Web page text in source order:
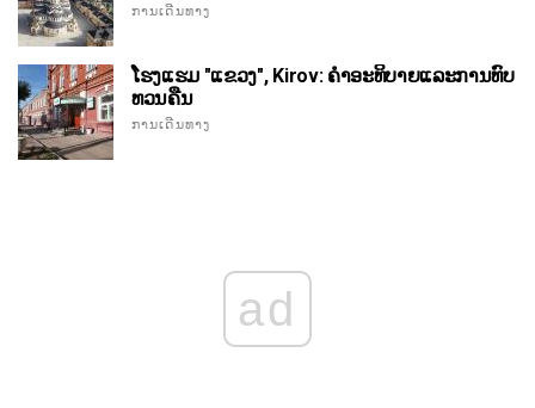
ການເດີນທາງ
ໂຮງແຮມ "ແຂວງ", Kirov: ຄໍາອະທິບາຍແລະການທົບ
ທວນຄືນ
ການເດີນທາງ
ad